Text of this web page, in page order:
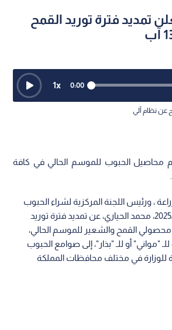
تمديد فترة توريد القمح
0:00
1x
عن نظام آلي
محاصيل الحبوب للموسم الحالي في كافة
، ورئيس اللجنة المركزية لشراء الحبوب
للموسم الزراعي 2025/2026، محمد الحياري، عن تمديد فترة توريد
محصولي القمح والشعير للموسم الحالي،
أو للـ "بذار"، إلى صوامع الحبوب
للوزارة في مختلف محافظات المملكة